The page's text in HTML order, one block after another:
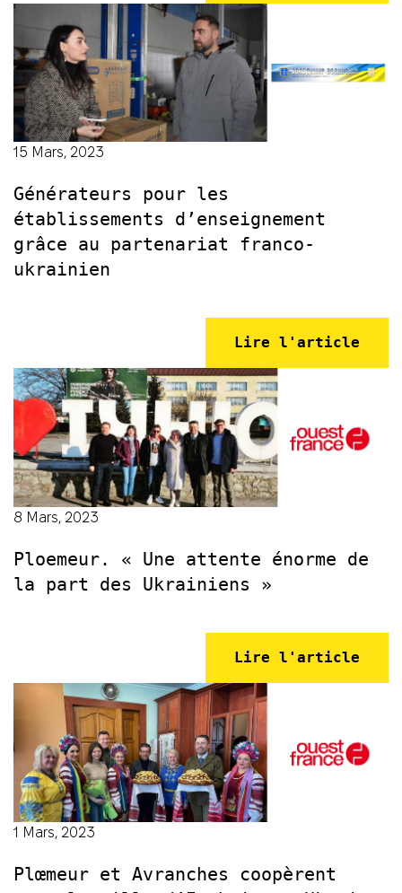
15 Mars, 2023
Générateurs pour les
établissements d’enseignement
grâce au partenariat franco-
ukrainien
Lire l'article
8 Mars, 2023
Ploemeur. « Une attente énorme de
la part des Ukrainiens »
Lire l'article
1 Mars, 2023
Plœmeur et Avranches coopèrent